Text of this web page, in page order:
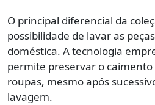
O principal diferencial da
possibilidade de lavar as
doméstica. A tecnologia
permite preservar o caimento
roupas, mesmo após
lavagem.